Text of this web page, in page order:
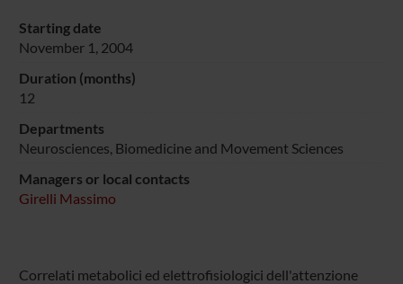
Starting date
November 1, 2004
Duration (months)
12
Departments
Neurosciences, Biomedicine and Movement Sciences
Managers or local contacts
Girelli Massimo
Correlati metabolici ed elettrofisiologici dell'attenzione